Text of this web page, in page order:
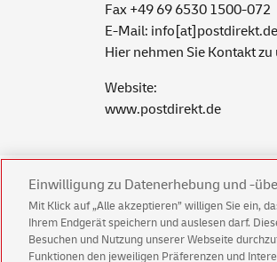
Fax +49 69 6530 1500-072
E-Mail: info[at]postdirekt.de
Hier nehmen Sie Kontaktzu
Website:
www.postdirekt.de
Deutsche Post Direkt
Impressum Rechtliche
Einwilligung zu Datenerhebung und -
Mit Klick auf „Alle akzeptieren” willigen Sie ein,
Ihrem Endgerät speichern und auslesen darf.
Besuchen und Nutzung unserer Webseite
Funktionen den jeweiligen Präferenzen und